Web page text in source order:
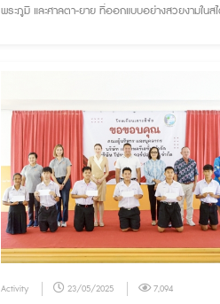
พระภูมิ และศาลตา-ยาย ที่ออกแบบอย่างสวยงามในส
Activity 23/05/2025 7,094